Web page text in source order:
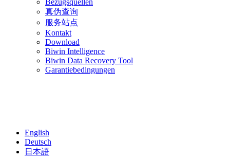
Bezugsquellen
真伪查询
服务站点
Kontakt
Download
Biwin Intelligence
Biwin Data Recovery Tool
Garantiebedingungen
English
Deutsch
日本語